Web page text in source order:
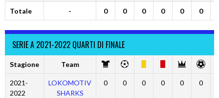
Totale - 0 0 0 0 0 0
SERIE A 2021-2022 QUARTI DI FINALE
Stagione Team
2021-
2022
LOKOMOTIV
SHARKS
0 0 0 0 0 0